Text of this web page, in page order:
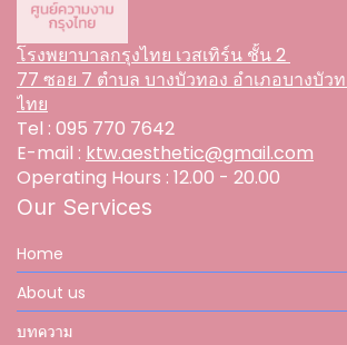
โรงพยาบาลกรุงไทย เวสเทิร์น ชั้น 2
77 ซอย 7 ตำบล บางบัวทอง อำเภอบางบัวท
ไทย
Tel : 095 770 7642
E-mail : ktw.aesthetic@gmail.com
Operating Hours : 12.00 - 20.00
Our Services
Home
About us
บทความ